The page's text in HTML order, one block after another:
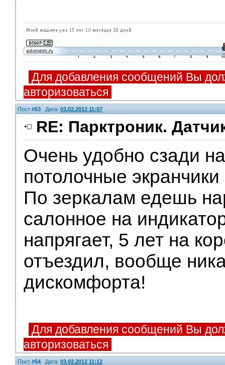
Для добавления сообщений Вы
авторизоваться
Пост #53 Дата: 03.02.2012 11:07
RE: Парктроник.
Очень удобно сзади
потолочные
По зеркалам едешь
салонное на
напрягает, 5 лет на
отъездил, вообще
дискомфорта!
Для добавления сообщений Вы
авторизоваться
Пост #54Дата: 03.02.2012 11:12